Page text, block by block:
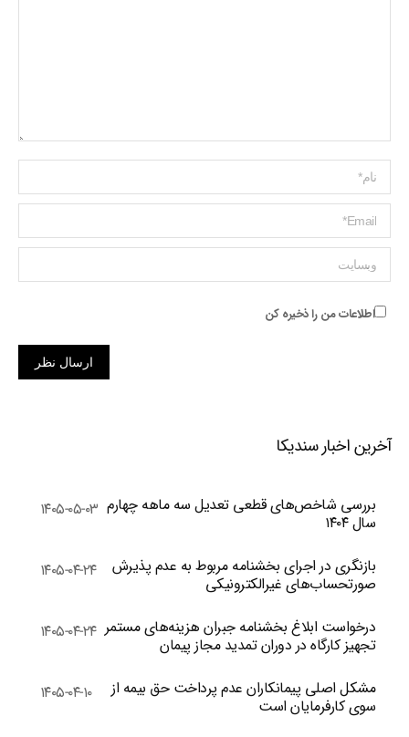
Name *
ایمیل *
وبسایت
اطلاعات من را ذخیره کن
ارسال نظر
آخرین اخبار سندیکا
بررسی شاخص‌های قطعی تعدیل سه ماهه چهارم
سال ۱۴۰۴
۱۴۰۵-۰۵-۰۳
بازنگری در اجرای بخشنامه مربوط به عدم پذیرش
صورتحساب‌های غیرالکترونیکی
۱۴۰۵-۰۴-۲۴
درخواست ابلاغ بخشنامه جبران هزینه‌های مستمر
تجهیز کارگاه در دوران تمدید مجاز پیمان
۱۴۰۵-۰۴-۲۴
مشکل اصلی پیمانکاران عدم پرداخت حق بیمه از
سوی کارفرمایان است
۱۴۰۵-۰۴-۱۰